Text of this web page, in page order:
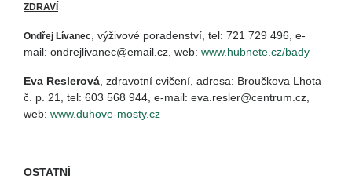
ZDRAVÍ
Ondřej Lívanec, výživové poradenství, tel: 721 729 496, e-
mail: ondrejlivanec@email.cz, web: www.hubnete.cz/bady
Eva Reslerová, zdravotní cvičení, adresa: Broučkova Lhota
č. p. 21, tel: 603 568 944, e-mail: eva.resler@centrum.cz,
web: www.duhove-mosty.cz
OSTATNÍ